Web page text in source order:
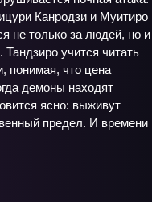
Канродзи и Муитиро
не только за людей, но и
учится читать
понимая, что цена
демоны находят
ясно: выживут
предел. И времени